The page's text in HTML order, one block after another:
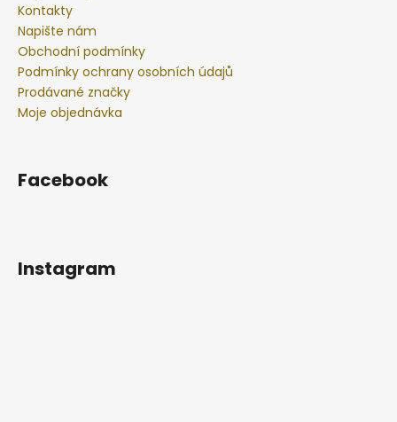
Kontakty
Napište nám
Obchodní podmínky
Podmínky ochrany osobních údajů
Prodávané značky
Moje objednávka
Facebook
Instagram